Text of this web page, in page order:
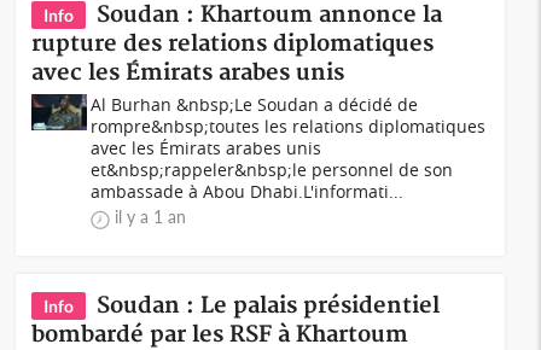
Info
Soudan : Khartoum annonce la
rupture des relations diplomatiques
avec les Émirats arabes unis
Al Burhan &nbsp;Le Soudan a décidé de
rompre&nbsp;toutes les relations diplomatiques
avec les Émirats arabes unis
et&nbsp;rappeler&nbsp;le personnel de son
ambassade à Abou Dhabi.L'informati...
il y a 1 an
Info
Soudan : Le palais présidentiel
bombardé par les RSF à Khartoum